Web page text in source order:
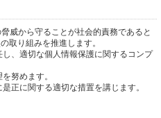
威から守ることが社会的責務であると
取り組みを推進します。
、適切な個人情報保護に関するコンプ
努めます。
正に関する適切な措置を講じます。